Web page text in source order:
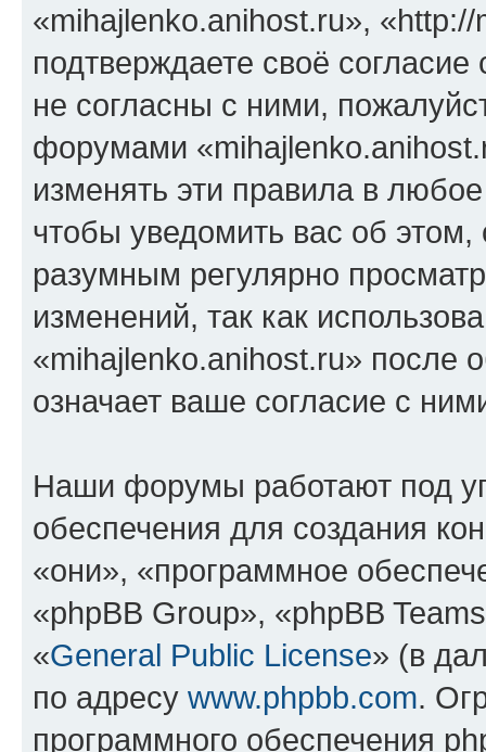
«mihajlenko.anihost.ru»,
подтверждаете своё
не согласны с ними,
форумами
изменять эти правила в
чтобы уведомить вас об
разумным регулярно
изменений, так как
«mihajlenko.anihost.ru» после
означает ваше согласие с
Наши форумы работают под
обеспечения для создания
«они», «программное
«phpBB Group», «phpBB
«General Public License» (в
по адресу www.phpbb.com.
программного обеспечения